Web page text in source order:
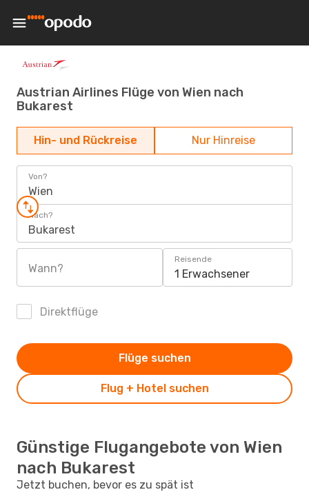
Austrian Airlines Flüge von Wien nach
Bukarest
Hin- und Rückreise Nur Hinreise
Von?
Wien
Nach?
Bukarest
Wann?
Reisende
1 Erwachsener
Direktflüge
Flug + Hotel suchen
Flüge suchen
Günstige Flugangebote von Wien
nach Bukarest
Jetzt buchen, bevor es zu spät ist